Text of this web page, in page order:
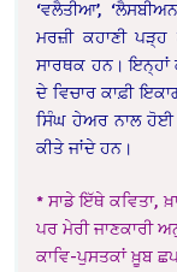
‘ਵਲੈਤੀਆ’,
ਮਰਜ਼ੀ ਕਹਾਣੀ
ਸਾਰਥਕ ਹਨ। ਇਨ੍ਹਾਂ
ਦੇ ਵਿਚਾਰ ਕਾਫ਼ੀ
ਸਿੰਘ ਹੇਅਰ ਨਾਲ ਹੋਈ
ਕੀਤੇ ਜਾਂਦੇ ਹਨ।
*ਸਾਡੇ ਇੱਥੇ ਕਵਿਤਾ,
ਪਰ ਮੇਰੀ ਜਾਣਕਾਰੀ
ਕਾਵਿ-ਪੁਸਤਕਾਂ ਖ਼ੂਬ